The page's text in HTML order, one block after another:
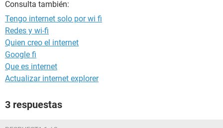
Consulta también:
Tengo internet solo por wi fi
Redes y wi-fi
Quien creo el internet
Google fi
Que es internet
Actualizar internet explorer
3 respuestas